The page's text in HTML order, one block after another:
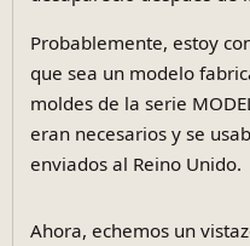
Probablemente, estoy
que sea un modelo
moldes de la serie
eran necesarios y se
enviados al Reino Unido.
Ahora, echemos un